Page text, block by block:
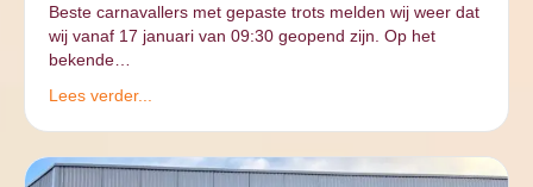
Beste carnavallers met gepaste trots melden wij weer dat
wij vanaf 17 januari van 09:30 geopend zijn. Op het
bekende…
Lees verder...